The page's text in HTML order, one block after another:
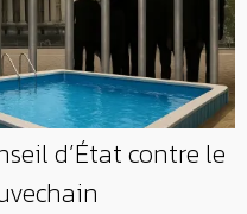
d’État contre le